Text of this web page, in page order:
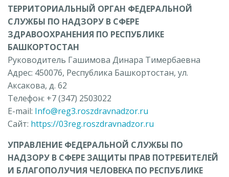
ТЕРРИТОРИАЛЬНЫЙ ОРГАН ФЕДЕРАЛЬНОЙ
СЛУЖБЫ ПО НАДЗОРУ В СФЕРЕ
ЗДРАВООХРАНЕНИЯ ПО РЕСПУБЛИКЕ
БАШКОРТОСТАН
Руководитель Гашимова Динара Тимербаевна
Адрес: 450076, Республика Башкортостан, ул.
Аксакова, д. 62
Телефон: +7 (347) 2503022
E-mail: Info@reg3.roszdravnadzor.ru
Сайт: https://03reg.roszdravnadzor.ru
УПРАВЛЕНИЕ ФЕДЕРАЛЬНОЙ СЛУЖБЫ ПО
НАДЗОРУ В СФЕРЕ ЗАЩИТЫ ПPAB ПОТРЕБИТЕЛЕЙ
И БЛАГОПОЛУЧИЯ ЧЕЛОВЕКА ПО РЕСПУБЛИКЕ